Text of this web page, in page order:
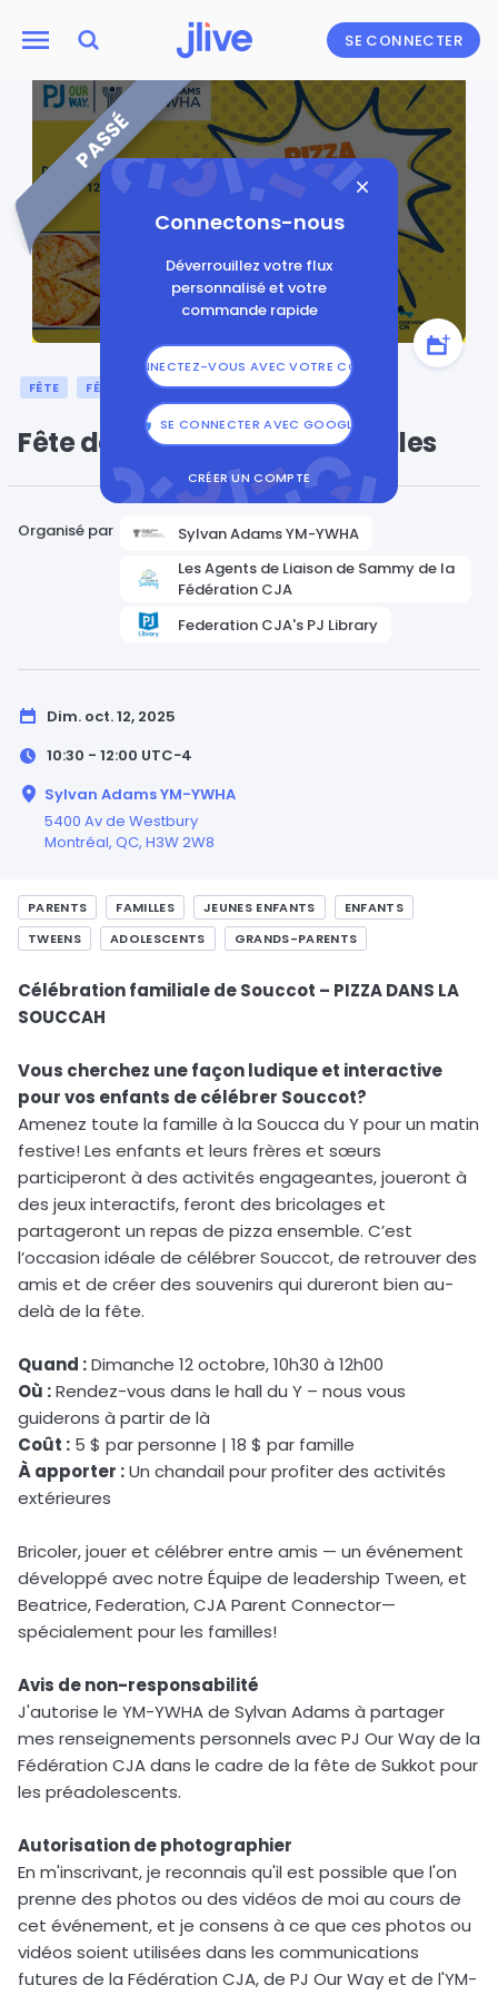
SE CONNECTER
Connectons-nous
Déverrouillez votre flux
personnalisé et votre
commande rapide
CONNECTEZ-VOUS AVEC VOTRE COURRIEL
SE CONNECTER AVEC GOOGLE
CRÉER UN COMPTE
PASSÉ
FÊTE FÊTE JUIVE SOUCCOT
Fête de Sukkot pour les Familles
Organisé par
Sylvan Adams YM-YWHA
Les Agents de Liaison de Sammy de la
Fédération CJA
Federation CJA's PJ Library
Dim. oct. 12, 2025
10:30 - 12:00 UTC−4
Sylvan Adams YM-YWHA
5400 Av de Westbury
Montréal, QC, H3W 2W8
PARENTS FAMILLES JEUNES ENFANTS
ENFANTS
TWEENS
ADOLESCENTS GRANDS-PARENTS
Célébration familiale de Souccot – PIZZA DANS LA
SOUCCAH
Vous cherchez une façon ludique et interactive
pour vos enfants de célébrer Souccot?
Amenez toute la famille à la Soucca du Y pour un matin
festive! Les enfants et leurs frères et sœurs
participeront à des activités engageantes, joueront à
des jeux interactifs, feront des bricolages et
partageront un repas de pizza ensemble. C’est
l’occasion idéale de célébrer Souccot, de retrouver des
amis et de créer des souvenirs qui dureront bien au-
delà de la fête.
Quand :Dimanche 12 octobre, 10h30 à 12h00
Où :Rendez-vous dans le hall du Y – nous vous
guiderons à partir de là
Coût : 5 $ par personne | 18 $ par famille
À apporter :Un chandail pour profiter des activités
extérieures
Bricoler, jouer et célébrer entre amis — un événement
développé avec notre Équipe de leadership Tween, et
Beatrice, Federation, CJA Parent Connector—
spécialement pour les familles!
Avis de non-responsabilité
J'autorise le YM-YWHA de Sylvan Adams à partager
mes renseignements personnels avec PJ Our Way de la
Fédération CJA dans le cadre de la fête de Sukkot pour
les préadolescents.
Autorisation de photographier
En m'inscrivant, je reconnais qu'il est possible que l'on
prenne des photos ou des vidéos de moi au cours de
cet événement, et je consens à ce que ces photos ou
vidéos soient utilisées dans les communications
futures de la Fédération CJA, de PJ Our Way et de l'YM-